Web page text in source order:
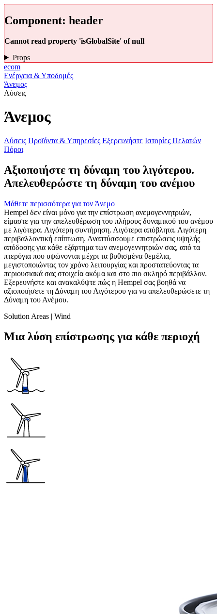
Component: header
Cannot read property 'isGlobalSite' of null
Props
ecom
Ενέργεια & Υποδομές
Άνεμος
Λύσεις
Άνεμος
Λύσεις Προϊόντα & Υπηρεσίες Εξερευνήστε Ιστορίες Πελατών
Πόροι
Αξιοποιήστε τη δύναμη του λιγότερου.
Απελευθερώστε τη δύναμη του ανέμου
Μάθετε περισσότερα για τον Άνεμο
Hempel δεν είναι μόνο για την επίστρωση ανεμογεννητριών,
είμαστε για την απελευθέρωση του πλήρους δυναμικού του ανέμου
με λιγότερα. Λιγότερη συντήρηση. Λιγότερα απόβλητα. Λιγότερη
περιβαλλοντική επίπτωση. Αναπτύσσουμε επιστρώσεις υψηλής
απόδοσης για κάθε εξάρτημα των ανεμογεννητριών σας, από τα
πτερύγια που υψώνονται μέχρι τα βυθισμένα θεμέλια,
μεγιστοποιώντας τον χρόνο λειτουργίας και προστατεύοντας τα
περιουσιακά σας στοιχεία ακόμα και στο πιο σκληρό περιβάλλον.
Εξερευνήστε και ανακαλύψτε πώς η Hempel σας βοηθά να
αξιοποιήσετε τη Δύναμη του Λιγότερου για να απελευθερώσετε τη
Δύναμη του Ανέμου.
Solution Areas | Wind
Μια λύση επίστρωσης για κάθε περιοχή